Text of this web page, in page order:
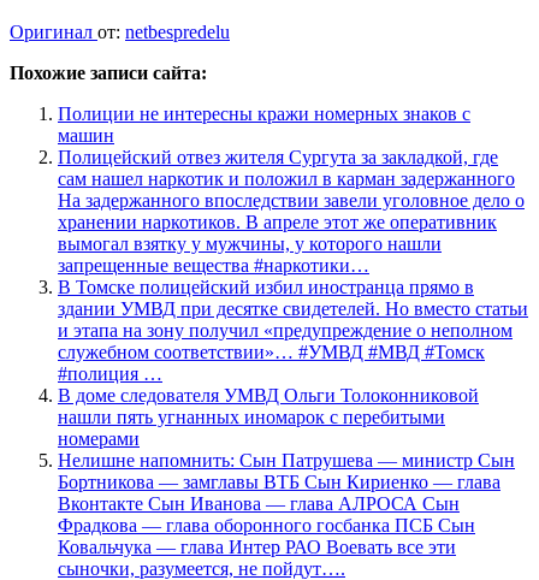
Оригинал от: netbespredelu
Похожие записи сайта:
Полиции не интересны кражи номерных знаков с
машин
Полицейский отвез жителя Сургута за закладкой, где
сам нашел наркотик и положил в карман задержанного
На задержанного впоследствии завели уголовное дело о
хранении наркотиков. В апреле этот же оперативник
вымогал взятку у мужчины, у которого нашли
запрещенные вещества #наркотики…
В Томске полицейский избил иностранца прямо в
здании УМВД при десятке свидетелей. Но вместо статьи
и этапа на зону получил «предупреждение о неполном
служебном соответствии»… #УМВД #МВД #Томск
#полиция …
В доме следователя УМВД Ольги Толоконниковой
нашли пять угнанных иномарок с перебитыми
номерами
Нелишне напомнить: Сын Патрушева — министр Сын
Бортникова — замглавы ВТБ Сын Кириенко — глава
Вконтакте Сын Иванова — глава АЛРОСА Сын
Фрадкова — глава оборонного госбанка ПСБ Сын
Ковальчука — глава Интер РАО Воевать все эти
сыночки, разумеется, не пойдут….